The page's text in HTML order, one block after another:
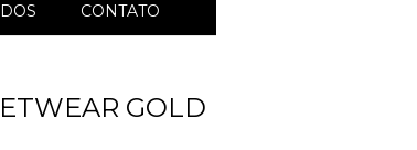
CONTATO
GOLD